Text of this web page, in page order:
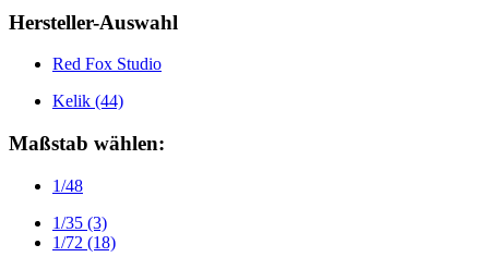
Hersteller-Auswahl
Red Fox Studio
Kelik (44)
Maßstab wählen:
1/48
1/35 (3)
1/72 (18)